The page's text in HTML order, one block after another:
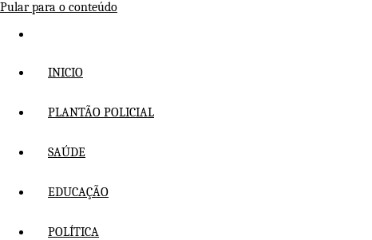
Pular para o conteúdo
INICIO
PLANTÃO POLICIAL
SAÚDE
EDUCAÇÃO
POLÍTICA